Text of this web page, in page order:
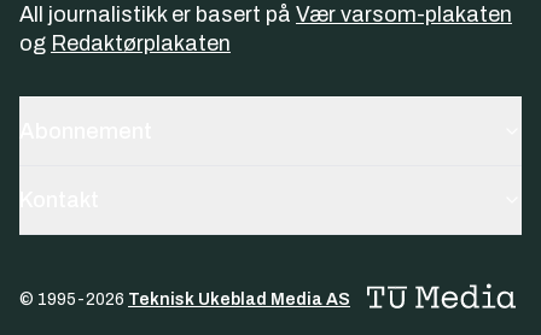
All journalistikk er basert på Vær varsom-plakaten
og Redaktørplakaten
© 1995-2026 Teknisk Ukeblad Media AS